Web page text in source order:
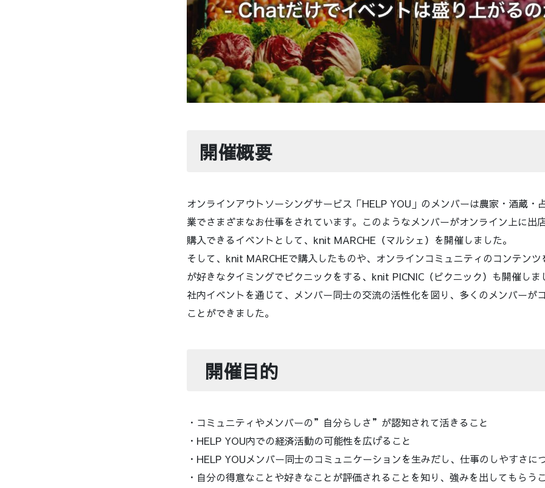
開催概要
オンラインアウトソーシングサービス「HELP YOU」のメンバーは​農家・酒蔵・
業でさまざまなお仕事をされています。このようなメンバーがオンライン上に出
購入できるイベントとして、knit MARCHE（マルシェ）を開催しました。
そして、knit MARCHEで購入したものや、オンラインコミュニティのコンテン
が好きなタイミングでピクニックをする、knit PICNIC（ピクニック）も開催しま
社内イベントを通じて、メンバー同士の交流の活性化を図り、多くのメンバーが
ことができました。
開催目的
・コミュニティやメンバーの”自分らしさ”が認知されて活きること
・HELP YOU内での経済活動の可能性を広げること
・HELP YOUメンバー同士のコミュニケーションを生みだし、仕事のしやすさに
・自分の得意なことや好きなことが評価されることを知り、強みを出してもらう